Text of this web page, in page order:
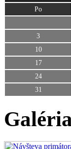
Po
3
10
17
24
31